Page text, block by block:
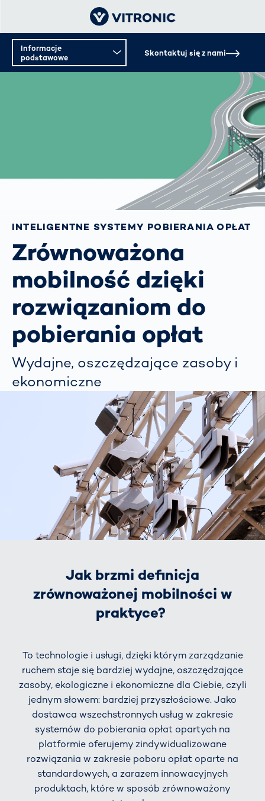
INTELIGENTNE SYSTEMY POBIERANIA OPŁAT
Zrównoważona
mobilność dzięki
rozwiązaniom do
pobierania opłat
Wydajne, oszczędzające zasoby i
ekonomiczne
Informacje
podstawowe
Skontaktuj się z nami
Jak brzmi definicja
zrównoważonej mobilności w
praktyce?
To technologie i usługi, dzięki którym zarządzanie
ruchem staje się bardziej wydajne, oszczędzające
zasoby, ekologiczne i ekonomiczne dla Ciebie, czyli
jednym słowem: bardziej przyszłościowe. Jako
dostawca wszechstronnych usług w zakresie
systemów do pobierania opłat opartych na
platformie oferujemy zindywidualizowane
rozwiązania w zakresie poboru opłat oparte na
standardowych, a zarazem innowacyjnych
produktach, które w sposób zrównoważony